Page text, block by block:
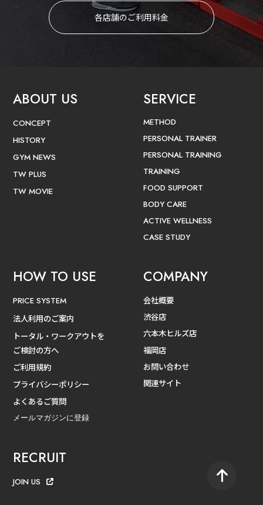
各店舗のご利用料金
ABOUT US
CONCEPT
HISTORY
GYM NEWS
TW PLUS
TW MOVIE
SERVICE
METHOD
PERSONAL TRAINER
PERSONAL TRAINING
TRAINING
FOOD SUPPORT
BODY CARE
ACTIVE WELLNESS
CASE STUDY
HOW TO USE
PRICE SYSTEM
法人利用のご案内
トータル・ワークアウトを
ご検討の方へ
ご利用規約
プライバシーポリシー
よくあるご質問
メールマガジンに登録
COMPANY
会社概要
渋谷店
六本木ヒルズ店
福岡店
お問い合わせ
関連サイト
RECRUIT
JOIN US